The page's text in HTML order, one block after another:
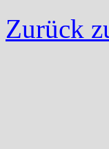
Zurück